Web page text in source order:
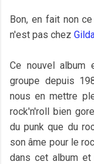
Bon, en fait non
n'est pas chez
Ce nouvel album
groupe depuis
nous en mettre
rock'n'roll bien
du punk que du
son âme pour le
dans cet album